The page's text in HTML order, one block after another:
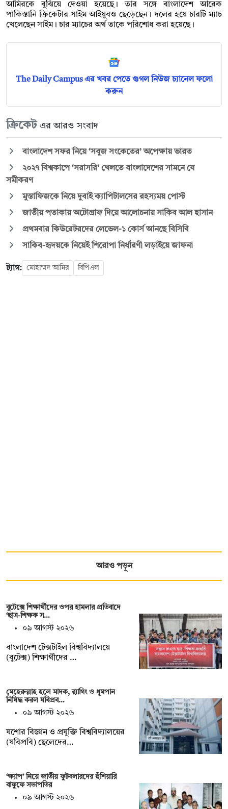
আমিরকে বুঝিয়ে দেওয়া হয়েছে। তার সঙ্গে বাংলাদেশ আরেক
পাকিস্তানি ক্রিকেটার সাইম আইয়ুবও ছেড়েছেন। দলের হয়ে চারটি ম্যাচ
খেলেছেন সাইম। চার ম্যাচের অর্থ তাকে পরিশোধ করা হয়েছে।
The Daily Campus এর খবর পেতে গুগল নিউজ চ্যানেল ফলো
করুন
ক্রিকেট এর আরও সংবাদ
বাংলাদেশ সফর নিয়ে ‘সবুজ সংকেতের’ অপেক্ষায় ভারত
২০২৭ বিশ্বকাপে ‘সরাসরি’ খেলতে বাংলাদেশের সামনে যে
সমীকরণ
মুস্তাফিজকে নিয়ে দুবাই ক্যাপিটালসের রহস্যময় পোস্ট
জাতীয় পতাকায় অটোগ্রাফ দিয়ে আলোচনায় সাকিব আল হাসান
প্রথমবার কিউরেটরদের লেভেল-১ কোর্স আনছে বিসিবি
সাকিব-হৃদয়কে নিয়েই শিরোপা নির্ধারণী লড়াইয়ে জাফনা
ট্যাগ: মোহাম্মদ আমির বিপিএল
আরও পড়ুন
বুটেক্সে শিক্ষার্থীদের ওপর হামলার প্রতিবাদে
‘ছাত্র-শিক্ষক স…
০৯ আগস্ট ২০২৬
বাংলাদেশ টেক্সটাইল বিশ্ববিদ্যালয়ে
(বুটেক্স) শিক্ষার্থীদের …
মেহেরুল্লাহ হলে মাদক, র‍্যাগিং ও ধূমপান
নিষিদ্ধ করল যবিপ্রব…
০৯ আগস্ট ২০২৬
যশোর বিজ্ঞান ও প্রযুক্তি বিশ্ববিদ্যালয়ের
(যবিপ্রবি) ছেলেদের…
‘ক্ষ্যাপ’ নিয়ে জাতীয় ফুটবলারদের হুঁশিয়ারি
বাফুফে সভাপতির
০৯ আগস্ট ২০২৬